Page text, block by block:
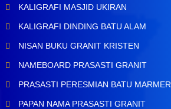
KALIGRAFI MASJID UKIRAN
KALIGRAFI DINDING BATU ALAM
NISAN BUKU GRANIT KRISTEN
NAMEBOARD PRASASTI GRANIT
PRASASTI PERESMIAN BATU MARMER
PAPAN NAMA PRASASTI GRANIT